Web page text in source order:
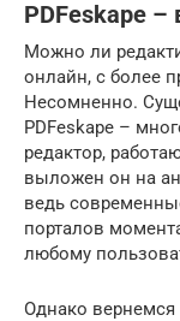
PDFeskape –
Можно ли
онлайн, с более
Несомненно.
PDFeskape –
редактор,
выложен он на
ведь
порталов
любому
Однако вернемся